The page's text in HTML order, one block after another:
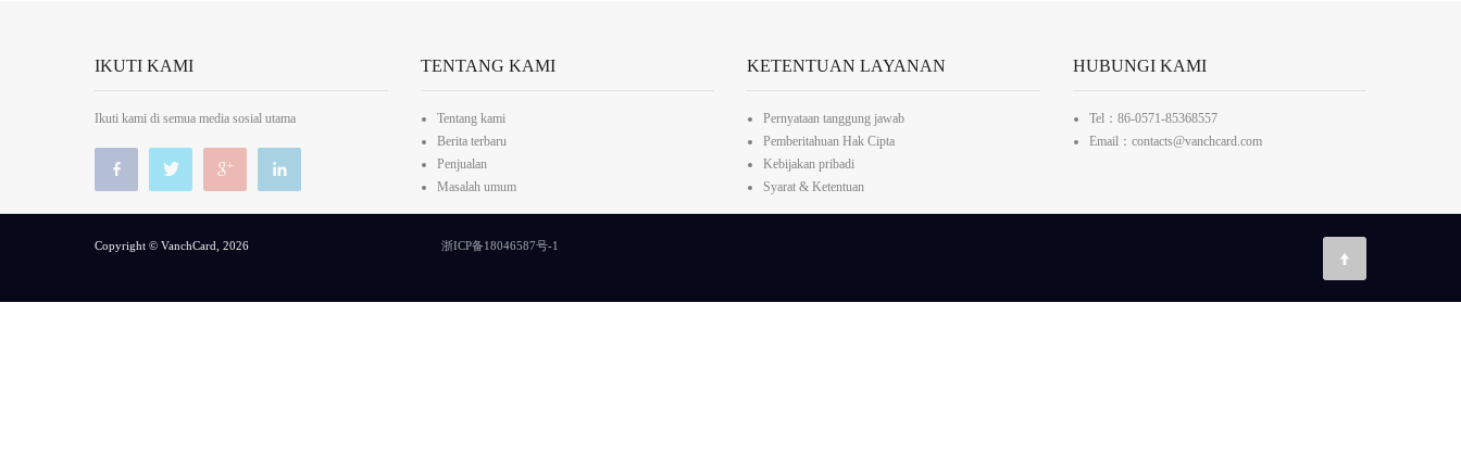
IKUTI KAMI
Ikuti kami di semua media sosial utama
TENTANG KAMI
Tentang kami
Berita terbaru
Penjualan
Masalah umum
KETENTUAN LAYANAN
Pernyataan tanggung jawab
Pemberitahuan Hak Cipta
Kebijakan pribadi
Syarat & Ketentuan
HUBUNGI KAMI
Tel：86-0571-85368557
Email：contacts@vanchcard.com
Copyright © VanchCard, 2026 浙ICP备18046587号-1